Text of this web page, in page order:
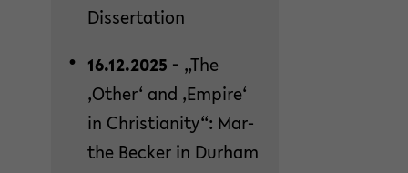
Dis­ser­ta­ti­on
16.12.2025 - „The
‚Other‘ and ‚Em­pi­re‘
in Chris­tia­ni­ty“: Mar­
the Be­cker in Durham